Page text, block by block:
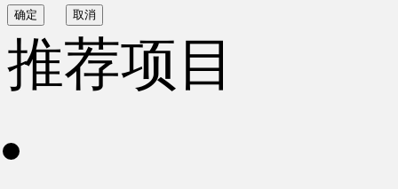
确定 取消
推荐项目